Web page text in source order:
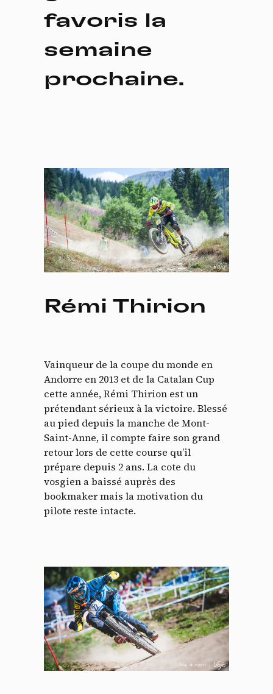
favoris la
semaine
prochaine.
Rémi Thirion
Vainqueur de la coupe du monde en
Andorre en 2013 et de la Catalan Cup
cette année, Rémi Thirion est un
prétendant sérieux à la victoire. Blessé
au pied depuis la manche de Mont-
Saint-Anne, il compte faire son grand
retour lors de cette course qu’il
prépare depuis 2 ans. La cote du
vosgien a baissé auprès des
bookmaker mais la motivation du
pilote reste intacte.